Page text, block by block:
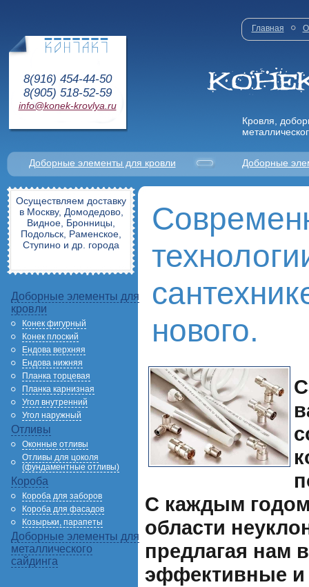
8(916) 454-44-50
8(905) 518-52-59
info@konek-krovlya.ru
Главная О
Кровля,
Доборные элементы для кровли Доборные
Осуществляем доставку
в Москву, Домодедово,
Видное, Бронницы,
Подольск, Раменское,
Ступино и др. города
Доборные элементы для
кровли
Конек фигурный
Конек плоский
Ендова верхняя
Ендова нижняя
Планка торцевая
Планка карнизная
Угол внутренний
Угол наружный
Отливы
Оконные отливы
Отливы для цоколя
(фундаментные отливы)
Короба
Короба для заборов
Короба для фасадов
Козырьки, парапеты
Доборные элементы для
металлического
сайдинга
нового.
С каждым годом
области
предлагая нам
эффективные